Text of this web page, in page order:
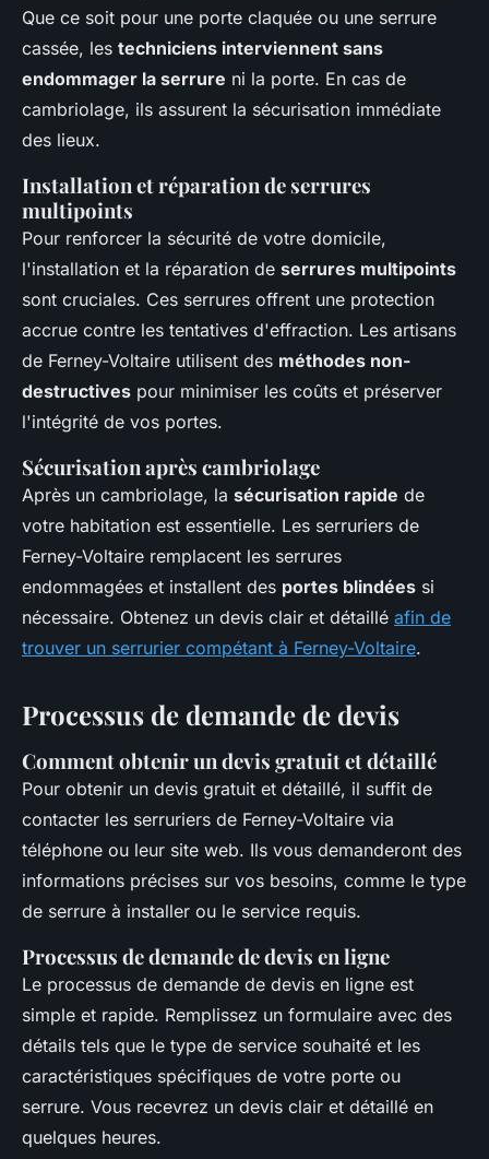
Que ce soit pour une porte claquée ou une serrure
cassée, les techniciens interviennent sans
endommager la serrure ni la porte. En cas de
cambriolage, ils assurent la sécurisation immédiate
des lieux.
Installation et réparation de serrures
multipoints
Pour renforcer la sécurité de votre domicile,
l'installation et la réparation de serrures multipoints
sont cruciales. Ces serrures offrent une protection
accrue contre les tentatives d'effraction. Les artisans
de Ferney-Voltaire utilisent des méthodes non-
destructives pour minimiser les coûts et préserver
l'intégrité de vos portes.
Sécurisation après cambriolage
Après un cambriolage, la sécurisation rapide de
votre habitation est essentielle. Les serruriers de
Ferney-Voltaire remplacent les serrures
endommagées et installent des portes blindées si
nécessaire. Obtenez un devis clair et détaillé afin de
trouver un serrurier compétant à Ferney-Voltaire.
Processus de demande de devis
Comment obtenir un devis gratuit et détaillé
Pour obtenir un devis gratuit et détaillé, il suffit de
contacter les serruriers de Ferney-Voltaire via
téléphone ou leur site web. Ils vous demanderont des
informations précises sur vos besoins, comme le type
de serrure à installer ou le service requis.
Processus de demande de devis en ligne
Le processus de demande de devis en ligne est
simple et rapide. Remplissez un formulaire avec des
détails tels que le type de service souhaité et les
caractéristiques spécifiques de votre porte ou
serrure. Vous recevrez un devis clair et détaillé en
quelques heures.